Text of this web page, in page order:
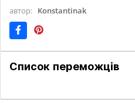
автор: Konstantinak
Список переможців